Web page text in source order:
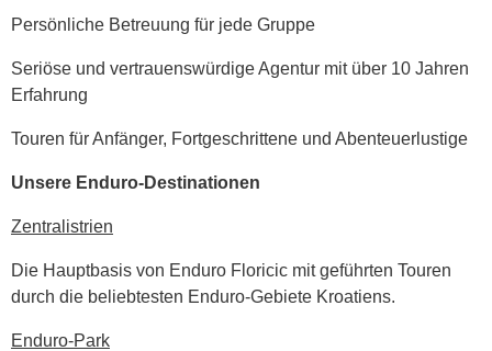
Persönliche Betreuung für jede Gruppe
Seriöse und vertrauenswürdige Agentur mit über 10 Jahren
Erfahrung
Touren für Anfänger, Fortgeschrittene und Abenteuerlustige
Unsere Enduro-Destinationen
Zentralistrien
Die Hauptbasis von Enduro Floricic mit geführten Touren
durch die beliebtesten Enduro-Gebiete Kroatiens.
Enduro-Park